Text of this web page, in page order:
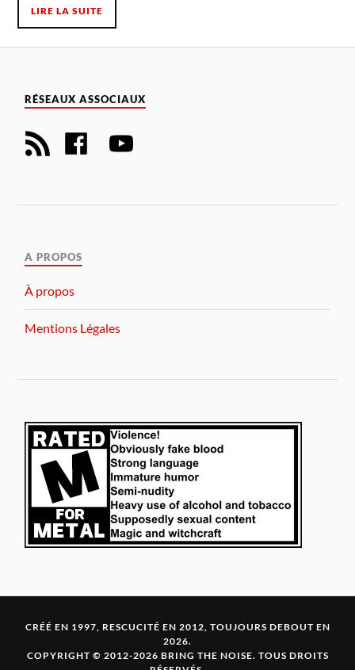
LIRE LA SUITE
RÉSEAUX ASSOCIAUX
A PROPOS
À propos
Mentions Légales
CRÉÉ EN 1997, RESCUCITÉ EN 2012, TOUJOURS DEBOUT EN
2026.
COPYRIGHT © 2012-2026 BRING THE NOISE. TOUS DROITS